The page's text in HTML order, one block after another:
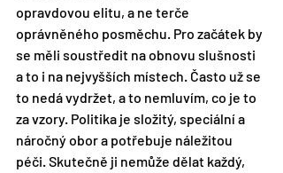
opravdovou elitu, a ne terče
oprávněného posměchu. Pro začátek by
se měli soustředit na obnovu slušnosti
a to i na nejvyšších místech. Často už se
to nedá vydržet, a to nemluvím, co je to
za vzory. Politika je složitý, speciální a
náročný obor a potřebuje náležitou
péči. Skutečně ji nemůže dělat každý,